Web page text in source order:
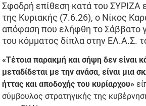
Σφοδρή επίθεση κατά του ΣΥΡΙΖΑ
της Κυριακής (7.6.26), ο Νίκος
απόφαση που ελήφθη το Σάββατο
του κόμματος δίπλα στην ΕΛ.Α.Σ.
«Τέτοια παρακμή και σήψη δεν είναι
μεταδίδεται με την ανάσα, είναι μια
ήττας και αποδοχής του κυρίαρχου»
σύμβουλος στρατηγικής της